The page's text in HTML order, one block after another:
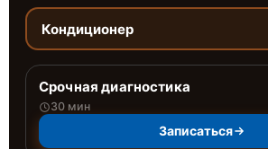
Кондиционер
Срочная диагностика
30 мин
Записаться